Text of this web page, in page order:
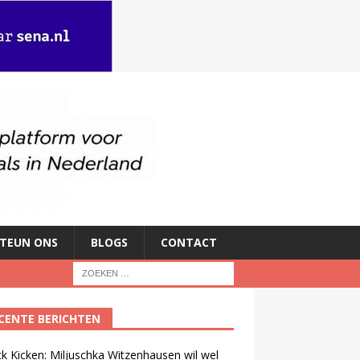
ONS BLOGS CONTACT
BERICHTEN
Kicken: Miljuschka Witzenhausen wil wel